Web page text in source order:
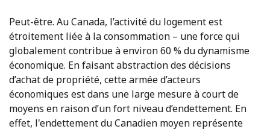
Peut-être. Au Canada, l’activité du logement est
étroitement liée à la consommation – une force qui
globalement contribue à environ 60 % du dynamisme
économique. En faisant abstraction des décisions
d’achat de propriété, cette armée d’acteurs
économiques est dans une large mesure à court de
moyens en raison d’un fort niveau d’endettement. En
effet, l'endettement du Canadien moyen représente